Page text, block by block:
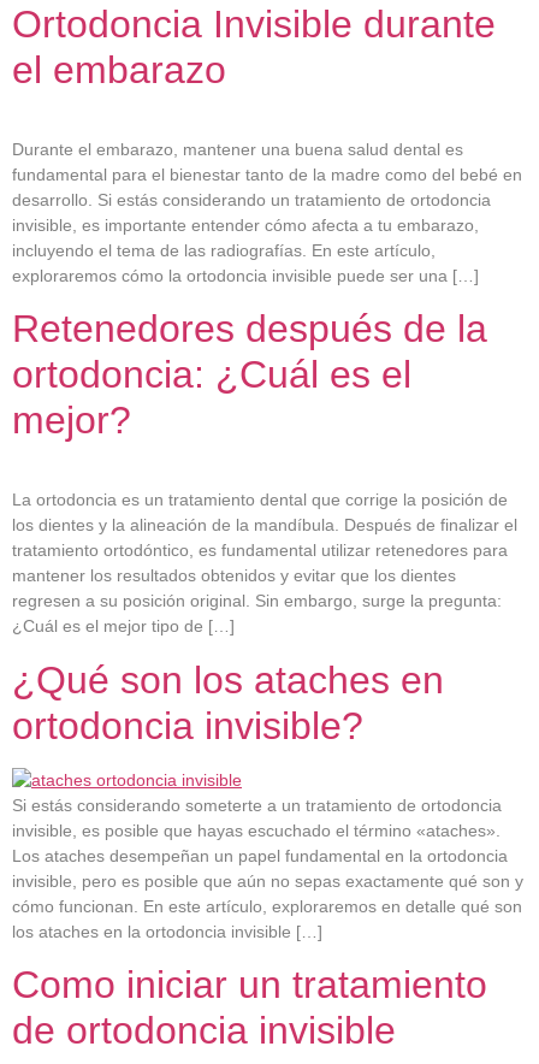
Ortodoncia Invisible durante
el embarazo
Durante el embarazo, mantener una buena salud dental es
fundamental para el bienestar tanto de la madre como del bebé en
desarrollo. Si estás considerando un tratamiento de ortodoncia
invisible, es importante entender cómo afecta a tu embarazo,
incluyendo el tema de las radiografías. En este artículo,
exploraremos cómo la ortodoncia invisible puede ser una […]
Retenedores después de la
ortodoncia: ¿Cuál es el
mejor?
La ortodoncia es un tratamiento dental que corrige la posición de
los dientes y la alineación de la mandíbula. Después de finalizar el
tratamiento ortodóntico, es fundamental utilizar retenedores para
mantener los resultados obtenidos y evitar que los dientes
regresen a su posición original. Sin embargo, surge la pregunta:
¿Cuál es el mejor tipo de […]
¿Qué son los ataches en
ortodoncia invisible?
Si estás considerando someterte a un tratamiento de ortodoncia
invisible, es posible que hayas escuchado el término «ataches».
Los ataches desempeñan un papel fundamental en la ortodoncia
invisible, pero es posible que aún no sepas exactamente qué son y
cómo funcionan. En este artículo, exploraremos en detalle qué son
los ataches en la ortodoncia invisible […]
Como iniciar un tratamiento
de ortodoncia invisible